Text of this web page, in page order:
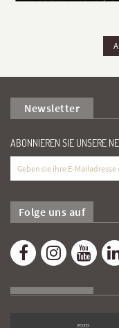
Newsletter
ABONNIEREN SIE UNSERE
Folge uns auf